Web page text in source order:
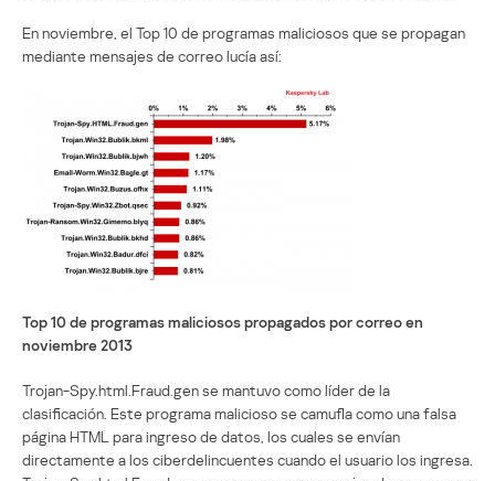
En noviembre, el Top 10 de programas maliciosos que se propagan
mediante mensajes de correo lucía así:
Top 10 de programas maliciosos propagados por correo en
noviembre 2013
Trojan-Spy.html.Fraud.gen se mantuvo como líder de la
clasificación. Este programa malicioso se camufla como una falsa
página HTML para ingreso de datos, los cuales se envían
directamente a los ciberdelincuentes cuando el usuario los ingresa.